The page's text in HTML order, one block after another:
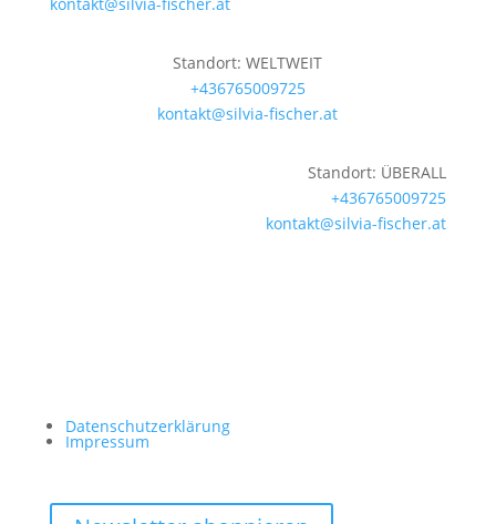
Standort: WELTWEIT
+436765009725
kontakt@silvia-fischer.at
Standort: ÜBERALL
+436765009725
kontakt@silvia-fischer.at
Datenschutzerklärung
Impressum